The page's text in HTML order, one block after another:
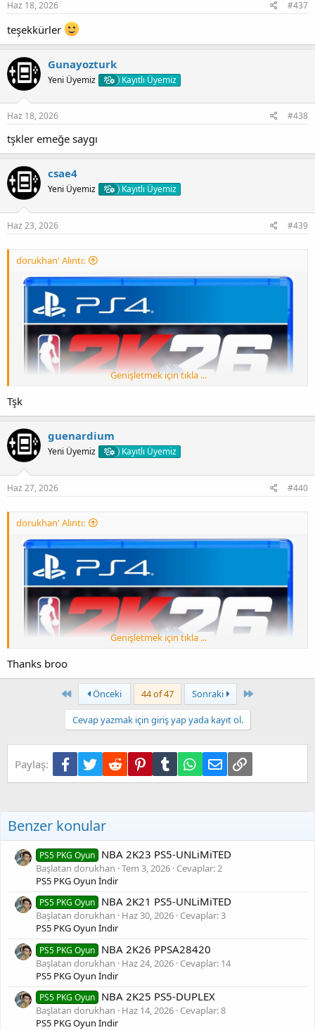
[Gizli içerik]
Gofile and Vikingfile are compatible.
Haz 18, 2026 #437
teşekkürler
Gunayozturk
Yeni Üyemiz Kayıtlı Üyemiz
Haz 18, 2026 #438
tşkler emeğe saygı
csae4
Yeni Üyemiz Kayıtlı Üyemiz
Haz 23, 2026 #439
dorukhan' Alıntı:
Gofile and Vikingfile are compatible.
Genişletmek için tıkla ...
Tşk
guenardium
Yeni Üyemiz Kayıtlı Üyemiz
Haz 27, 2026 #440
dorukhan' Alıntı:
Update 1.02 (Fix 5.05/6.72/7.xx/9.00/11.00/12.00)
Gofile and Vikingfile are compatible.
Genişletmek için tıkla ...
Thanks broo
First Önceki 44 of 47 Sonraki Son
Cevap yazmak için giriş yap yada kayıt ol.
Paylaş: Facebook
TwitterReddit PinterestTumblr WhatsApp
E-postaLink
Benzer konular
PS5 PKG Oyun NBA 2K23 PS5-UNLiMiTED
Başlatan dorukhan Tem 3, 2026 Cevaplar: 2
PS5 PKG Oyun İndir
PS5 PKG Oyun NBA 2K21 PS5-UNLiMiTED
Başlatan dorukhan Haz 30, 2026 Cevaplar: 3
PS5 PKG Oyun İndir
PS5 PKG Oyun NBA 2K26 PPSA28420
Başlatan dorukhan Haz 24, 2026 Cevaplar: 14
PS5 PKG Oyun İndir
PS5 PKG Oyun NBA 2K25 PS5-DUPLEX
Başlatan dorukhan Haz 14, 2026 Cevaplar: 8
PS5 PKG Oyun İndir